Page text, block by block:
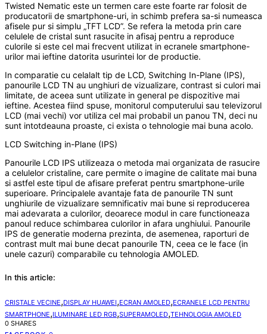
Twisted Nematic este un termen care este foarte rar folosit de
producatorii de smartphone-uri, in schimb prefera sa-si numeasca
afisele pur si simplu „TFT LCD”. Se refera la metoda prin care
celulele de cristal sunt rasucite in afisaj pentru a reproduce
culorile si este cel mai frecvent utilizat in ecranele smartphone-
urilor mai ieftine datorita usurintei lor de productie.
In comparatie cu celalalt tip de LCD, Switching In-Plane (IPS),
panourile LCD TN au unghiuri de vizualizare, contrast si culori mai
limitate, de aceea sunt utilizate in general pe dispozitive mai
ieftine. Acestea fiind spuse, monitorul computerului sau televizorul
LCD (mai vechi) vor utiliza cel mai probabil un panou TN, deci nu
sunt intotdeauna proaste, ci exista o tehnologie mai buna acolo.
LCD Switching in-Plane (IPS)
Panourile LCD IPS utilizeaza o metoda mai organizata de rasucire
a celulelor cristaline, care permite o imagine de calitate mai buna
si astfel este tipul de afisare preferat pentru smartphone-urile
superioare. Principalele avantaje fata de panourile TN sunt
unghiurile de vizualizare semnificativ mai bune si reproducerea
mai adevarata a culorilor, deoarece modul in care functioneaza
panoul reduce schimbarea culorilor in afara unghiului. Panourile
IPS de generatie moderna prezinta, de asemenea, raporturi de
contrast mult mai bune decat panourile TN, ceea ce le face (in
unele cazuri) comparabile cu tehnologia AMOLED.
In this article:
CRISTALE VECINE,DISPLAY HUAWEI,ECRAN AMOLED,ECRANELE LCD PENTRU
SMARTPHONE,ILUMINARE LED RGB,SUPERAMOLED,TEHNOLOGIA AMOLED
0 SHARES